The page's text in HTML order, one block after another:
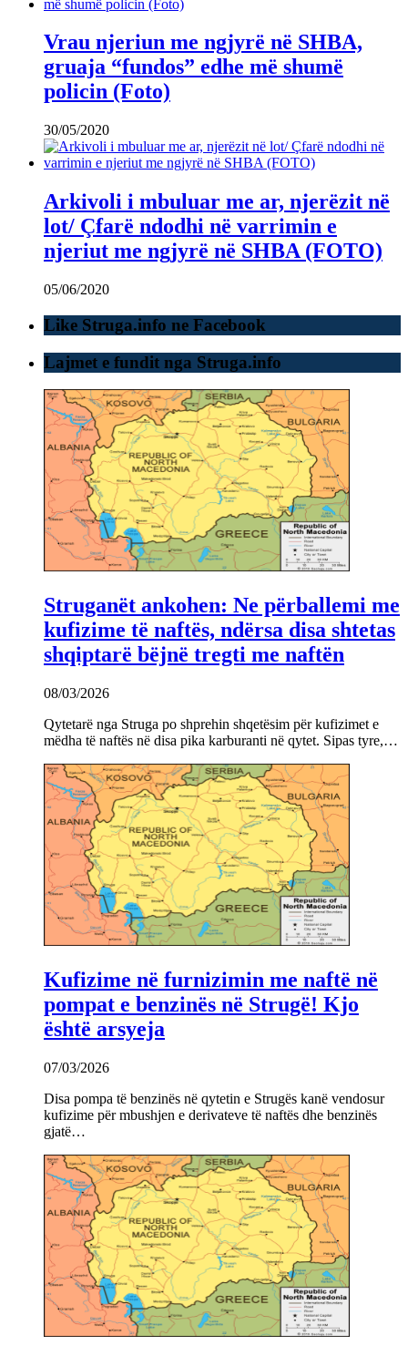
Vrau njeriun me ngjyrë në SHBA,
gruaja “fundos” edhe më shumë
policin (Foto)
30/05/2020
Arkivoli i mbuluar me ar, njerëzit në
lot/ Çfarë ndodhi në varrimin e
njeriut me ngjyrë në SHBA (FOTO)
05/06/2020
Like Struga.info ne Facebook
Lajmet e fundit nga Struga.info
Struganët ankohen: Ne përballemi me
kufizime të naftës, ndërsa disa shtetas
shqiptarë bëjnë tregti me naftën
08/03/2026
Qytetarë nga Struga po shprehin shqetësim për kufizimet e
mëdha të naftës në disa pika karburanti në qytet. Sipas tyre,…
Kufizime në furnizimin me naftë në
pompat e benzinës në Strugë! Kjo
është arsyeja
07/03/2026
Disa pompa të benzinës në qytetin e Strugës kanë vendosur
kufizime për mbushjen e derivateve të naftës dhe benzinës
gjatë…